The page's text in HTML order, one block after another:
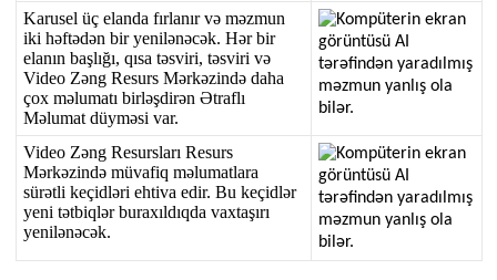
Karusel üç elanda fırlanır və məzmun
iki həftədən bir yenilənəcək. Hər bir
elanın başlığı, qısa təsviri, təsviri və
Video Zəng Resurs Mərkəzində daha
çox məlumatı birləşdirən Ətraflı
Məlumat düyməsi var.
Video Zəng Resursları Resurs
Mərkəzində müvafiq məlumatlara
sürətli keçidləri ehtiva edir. Bu keçidlər
yeni tətbiqlər buraxıldıqda vaxtaşırı
yenilənəcək.